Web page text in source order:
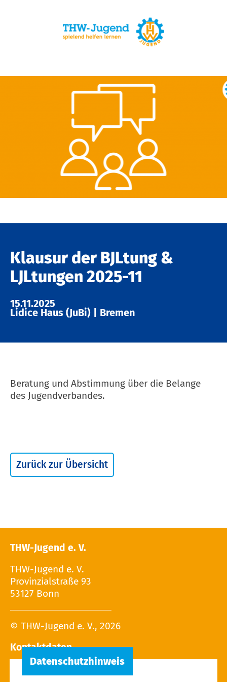
Klausur der BJLtung &
LJLtungen 2025-11
15.11.2025
Lidice Haus (JuBi) Bremen
Beratung und Abstimmung über die Belange
des Jugendverbandes.
Zurück zur Übersicht
THW-Jugend e. V.
THW-Jugend e. V.
Provinzialstraße 93
53127 Bonn
© THW-Jugend e. V., 2026
Kontaktdaten
Tel.: 02 28 / 9 40 - 13 27